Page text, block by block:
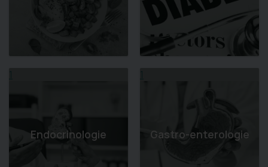
1
Endocrinologie
1
Gastro-enterologie